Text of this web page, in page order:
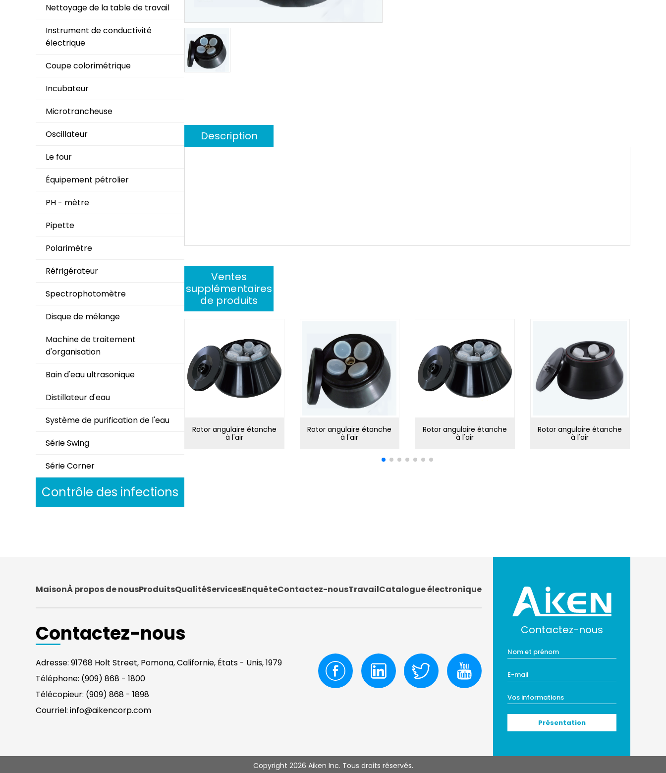
Nettoyage de la table de travail
Instrument de conductivité
électrique
Coupe colorimétrique
Incubateur
Microtrancheuse
Oscillateur
Le four
Équipement pétrolier
PH - mètre
Pipette
Polarimètre
Réfrigérateur
Spectrophotomètre
Disque de mélange
Machine de traitement
d'organisation
Bain d'eau ultrasonique
Distillateur d'eau
Système de purification de l'eau
Série Swing
Série Corner
Contrôle des infections
Description
Ventes
supplémentaires
de produits
Rotor angulaire étanche
à l'air
Rotor angulaire étanche
à l'air
Rotor angulaire étanche
à l'air
Rotor angulaire étanche
à l'air
MaisonÀ propos de nousProduitsQualitéServicesEnquêteContactez-nousTravailCatalogue électronique
Contactez-nous
Adresse: 91768 Holt Street, Pomona, Californie, États - Unis, 1979
Téléphone: (909) 868 - 1800
Télécopieur: (909) 868 - 1898
Courriel: info@aikencorp.com
Contactez-nous
Présentation
Copyright 2026 Aiken Inc. Tous droits réservés.